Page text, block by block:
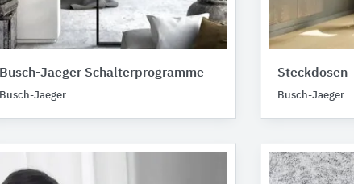
Busch-Jaeger Schalterprogramme
Busch-Jaeger
Steckdosen
Busch-Jaeger